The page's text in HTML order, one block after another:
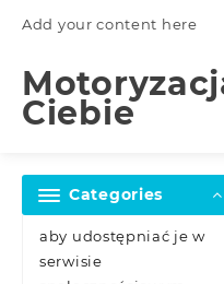
Add your content here
Ciebie
Categories
aby udostępniać je w
serwisie